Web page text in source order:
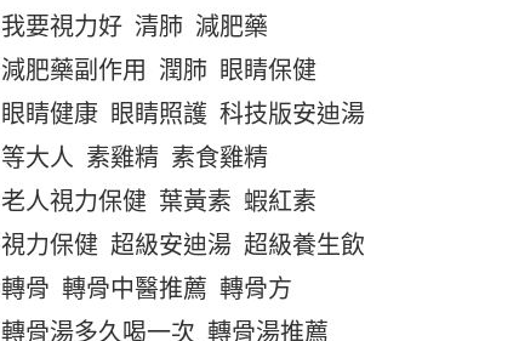
我要視力好 清肺 減肥藥
減肥藥副作用 潤肺 眼睛保健
眼睛健康 眼睛照護 科技版安迪湯
等大人 素雞精 素食雞精
老人視力保健 葉黃素 蝦紅素
視力保健 超級安迪湯 超級養生飲
轉骨 轉骨中醫推薦 轉骨方
轉骨湯多久喝一次 轉骨湯推薦